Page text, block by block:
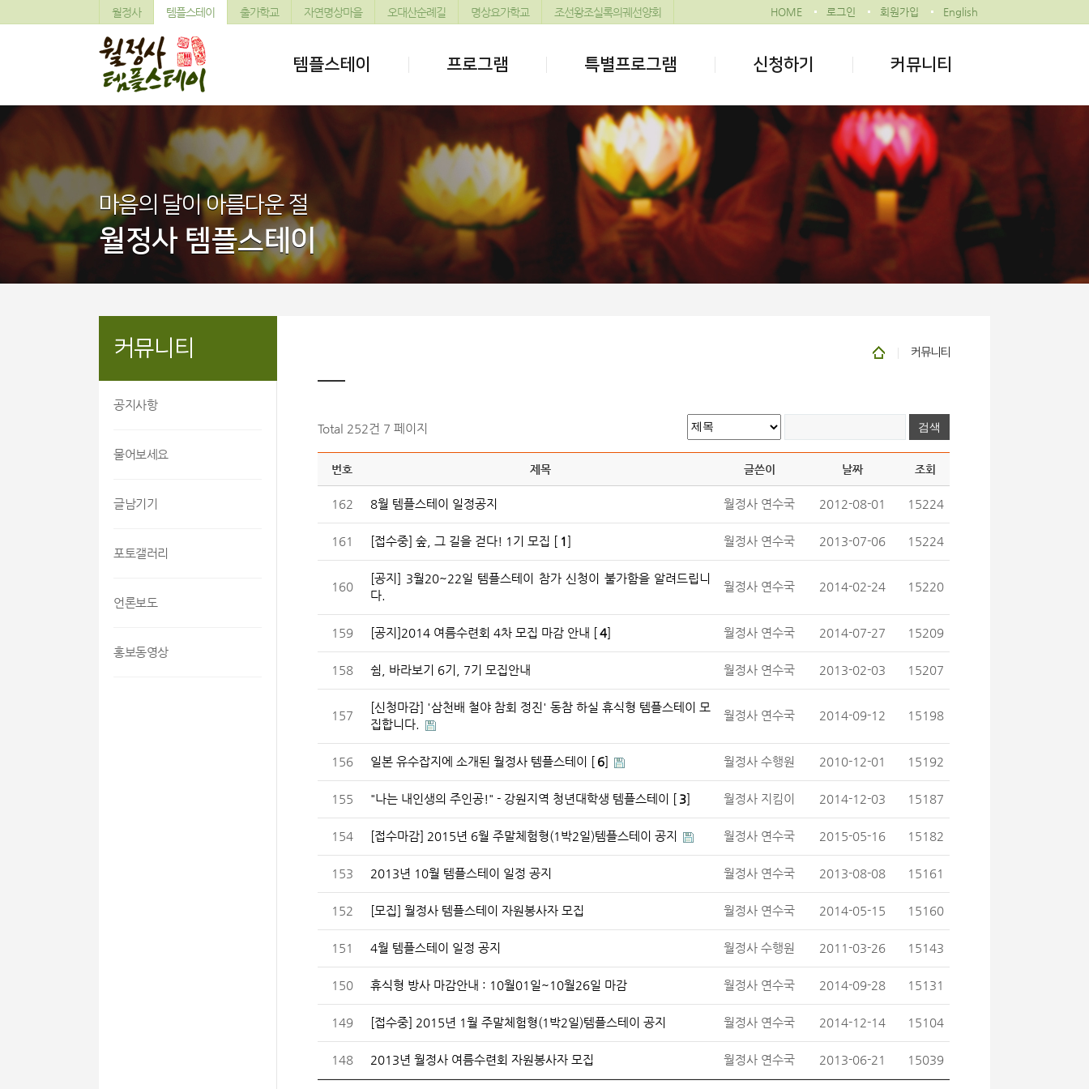
월정사 템플스테이 출가학교 자연명상마을 오대산순례길 명상요가학교 조선왕조실록의궤선양회 HOME 로그인 회원가입 English
템플스테이 프로그램 특별프로그램 신청하기 커뮤니티
마음의 달이 아름다운 절
월정사 템플스테이
커뮤니티
공지사항
물어보세요
글남기기
포토갤러리
언론보도
홍보동영상
커뮤니티
Total 252건 7 페이지
번호 제목 글쓴이 날짜 조회
162 8월 템플스테이 일정공지 월정사 연수국 2012-08-01 15224
161 [접수중] 숲, 그 길을 걷다! 1기 모집 [ 1 월정사 연수국 2013-07-06 15224
160
[공지] 3월20~22일 템플스테이 참가 신청이 불가함을 알려드립니
다.
월정사 연수국 2014-02-24 15220
159 [공지]2014 여름수련회 4차 모집 마감 안내 [ 4] 월정사 연수국 2014-07-27 15209
158 쉼, 바라보기 6기, 7기 모집안내 월정사 연수국 2013-02-03 15207
157
[신청마감] '삼천배 철야 참회 정진' 동참 하실 휴식형 템플스테이 모
집합니다.
월정사 연수국 2014-09-12 15198
156 일본 유수잡지에 소개된 월정사 템플스테이 [ 6 월정사 수행원 2010-12-01 15192
155 "나는 내인생의 주인공!" - 강원지역 청년대학생 템플스테이 [ 3 월정사 지킴이 2014-12-03 15187
154 [접수마감] 2015년 6월 주말체험형(1박2일)템플스테이 공지 월정사 연수국 2015-05-16 15182
153 2013년 10월 템플스테이 일정 공지 월정사 연수국 2013-08-08 15161
152 [모집] 월정사 템플스테이 자원봉사자 모집 월정사 연수국 2014-05-15 15160
151 4월 템플스테이 일정 공지 월정사 수행원 2011-03-26 15143
150 휴식형 방사 마감안내 : 10월01일~10월26일 마감 월정사 연수국 2014-09-28 15131
149 [접수중] 2015년 1월 주말체험형(1박2일)템플스테이 공지 월정사 연수국 2014-12-14 15104
148 2013년 월정사 여름수련회 자원봉사자 모집 월정사 연수국 2013-06-21 15039